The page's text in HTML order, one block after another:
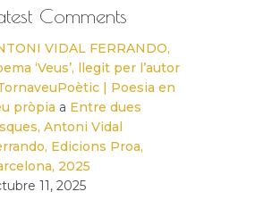
Comments
VIDAL FERRANDO,
‘Veus’, llegit per l’autor
| Poesia en
pròpia a Entre dues
Antoni Vidal
Edicions Proa,
2025
11, 2025